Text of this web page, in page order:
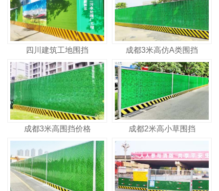
四川建筑工地围挡 成都3米高仿A类围挡
成都3米高围挡价格 成都2米高小草围挡